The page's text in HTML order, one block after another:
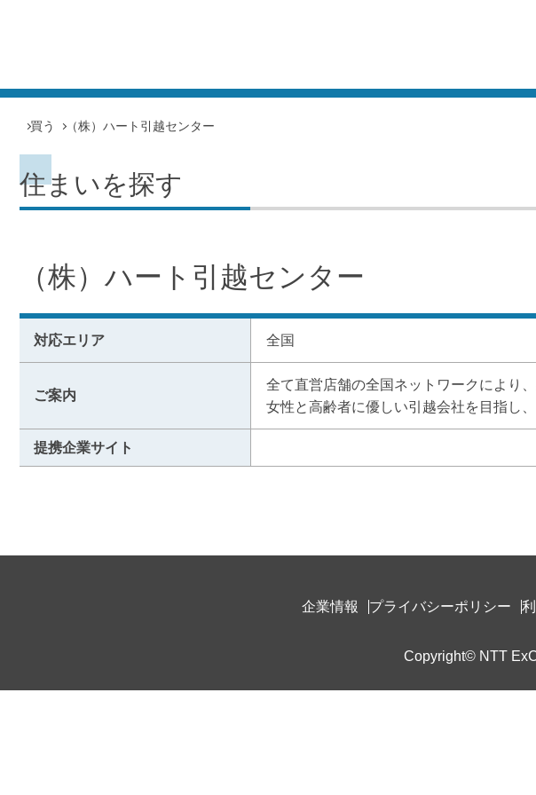
買う （株）ハート引越センター
住まいを探す
（株）ハート引越センター
対応エリア 全国
ご案内
全て直営店舗の全国ネットワークにより
女性と高齢者に優しい引越会社を目指し
提携企業サイト
企業情報 プライバシーポリシー
Copyright© NTT